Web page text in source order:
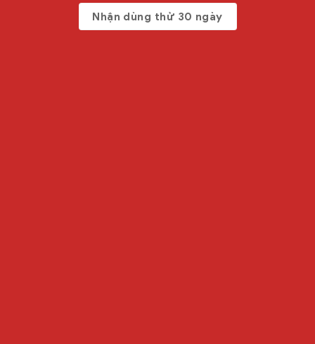
Nhận dùng thử 30 ngày